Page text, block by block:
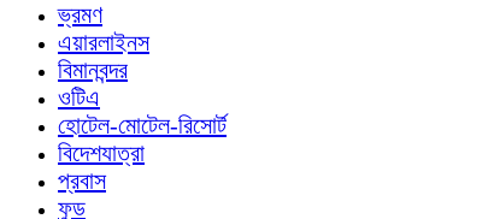
ভ্রমণ
এয়ারলাইনস
বিমানবন্দর
ওটিএ
হোটেল-মোটেল-রিসোর্ট
বিদেশযাত্রা
প্রবাস
ফুড